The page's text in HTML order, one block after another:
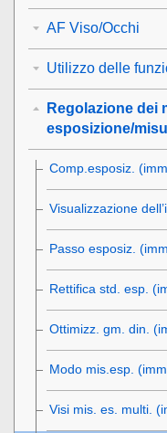
AF Viso/Occhi
Utilizzo delle
Regolazione dei
esposizione/
Comp.esposiz.
Visualizzazione
Passo esposiz.
Rettifica std. esp.
Ottimizz. gm. din.
Modo mis.esp.
Visi mis. es. multi.